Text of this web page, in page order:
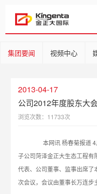
集团要闻 视频中心
2013-04-17
公司2012年度股东大
浏览次数：11733次
本网讯 杨春菊报道 4月
子公司菏泽金正大生态工程
代表、公司董事、监事出席
次会议，会议由董事长万连步